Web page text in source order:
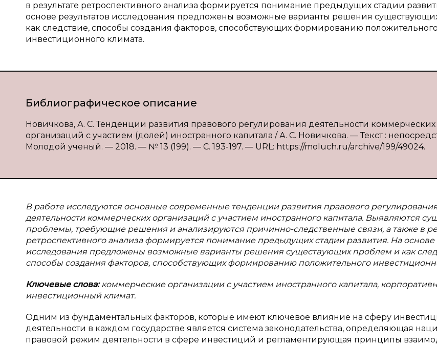
в результате ретроспективного анализа формируется понимание предыдущих стадии
основе результатов исследования предложены возможные варианты решения
как следствие, способы создания факторов, способствующих формированию положительного
инвестиционного климата.
Библиографическое описание
Новичкова, А. С. Тенденции развития правового регулирования деятельности коммерческих
организаций с участием (долей) иностранного капитала / А. С. Новичкова. — Текст :
Молодой ученый. — 2018. — № 13 (199). — С. 193-197. — URL: https://moluch.ru/archive/199/49024.
В работе исследуются основные современные тенденции развития правового
деятельности коммерческих организаций с участием иностранного капитала. Выявляются
проблемы, требующие решения и анализируются причинно-следственные связи, а также в
ретроспективного анализа формируется понимание предыдущих стадии развития. На основе
исследования предложены возможные варианты решения существующих проблем и как
способы создания факторов, способствующих формированию положительного
Ключевые слова:коммерческие организации с участием иностранного капитала,
инвестиционный климат.
Одним из фундаментальных факторов, которые имеют ключевое влияние на сферу
деятельности в каждом государстве является система законодательства, определяющая
правовой режим деятельности в сфере инвестиций и регламентирующая принципы